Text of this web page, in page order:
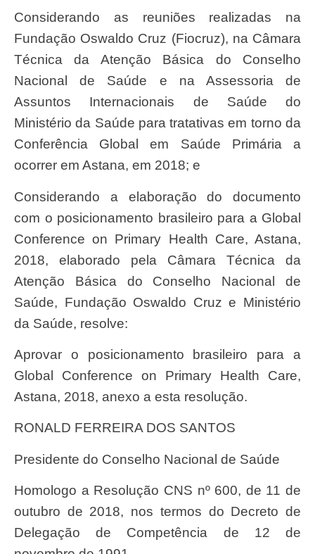
considerando as reuniões realizadas na
Fundação Oswaldo Cruz (Fiocruz), na Câmara
Técnica da Atenção Básica do Conselho
Nacional de Saúde e na Assessoria de
Assuntos Internacionais de Saúde do
Ministério da Saúde para tratativas em torno da
Conferência Global em Saúde Primária a
ocorrer em Astana, em 2018; e
considerando a elaboração do documento
com o posicionamento brasileiro para a Global
Conference on Primary Health Care, Astana,
2018, elaborado pela Câmara Técnica da
Atenção Básica do Conselho Nacional de
Saúde, Fundação Oswaldo Cruz e Ministério
da Saúde, resolve:
Aprovar o posicionamento brasileiro para a
Global Conference on Primary Health Care,
Astana, 2018, anexo a esta resolução.
RONALD FERREIRA DOS SANTOS
Presidente do Conselho Nacional de Saúde
Homologo a Resolução CNS nº 600, de 11 de
outubro de 2018, nos termos do Decreto de
Delegação de Competência de 12 de